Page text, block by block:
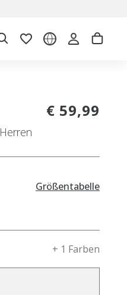
€ 59,99
Größentabelle
+ 1 Farben